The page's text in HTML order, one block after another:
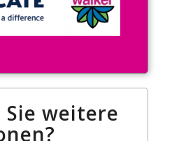
Sie weitere